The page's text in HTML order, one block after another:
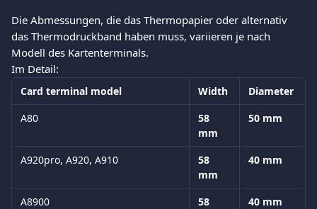
Die Abmessungen, die das Thermopapier oder alternativ
das Thermodruckband haben muss, variieren je nach
Modell des Kartenterminals.
Im Detail:
Card terminal model Width
Diameter
A80
58
mm
50 mm
A920pro, A920, A910
58
mm
40 mm
A8900
58
40 mm